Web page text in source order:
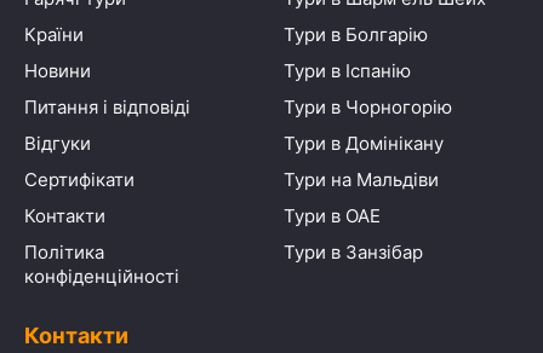
Країни
Новини
Питання і відповіді
Відгуки
Сертифікати
Контакти
Політика
конфіденційності
Тури в Болгарію
Тури в Іспанію
Тури в Чорногорію
Тури в Домінікану
Тури на Мальдіви
Тури в ОАЕ
Тури в Занзібар
Контакти